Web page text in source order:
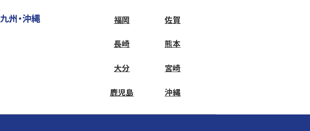
九州・沖縄 福岡 佐賀
長崎 熊本
大分 宮崎
鹿児島 沖縄